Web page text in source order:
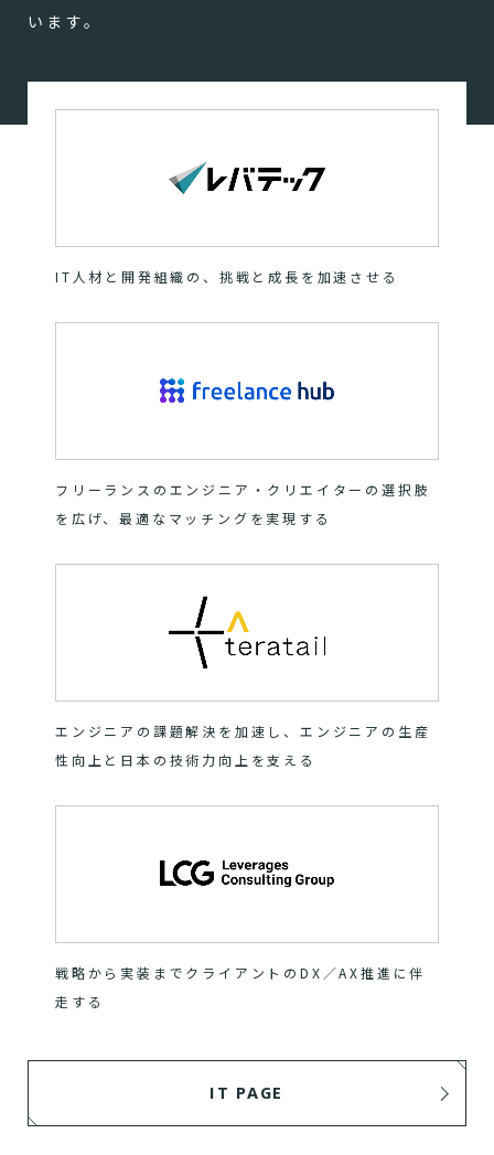
います。
IT人材と開発組織の、挑戦と成長を加速させる
フリーランスのエンジニア・クリエイターの選択肢
を広げ、最適なマッチングを実現する
エンジニアの課題解決を加速し、エンジニアの生産
性向上と日本の技術力向上を支える
戦略から実装までクライアントのDX／AX推進に伴
走する
IT PAGE